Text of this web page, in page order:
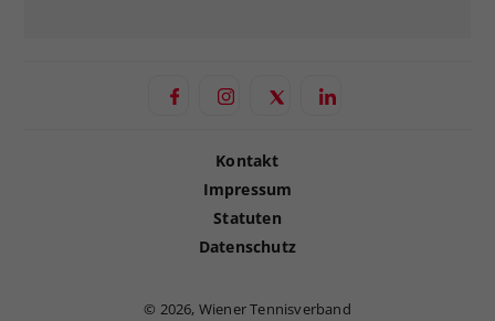
Kontakt
Impressum
Statuten
Datenschutz
© 2026, Wiener Tennisverband